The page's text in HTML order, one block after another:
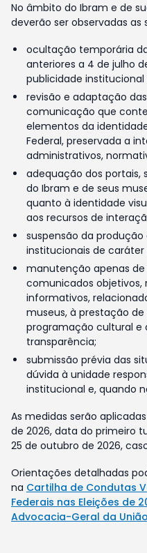
No âmbito do Ibram e de
deverão ser observadas as
ocultação temporária
anteriores a 4 de julho
publicidade
revisão e adaptação
comunicação que
elementos da
Federal, preservada a
administrativos,
adequação dos portais,
do Ibram e de seus
quanto à identidade
aos recursos de
suspensão da
institucionais de
manutenção apenas de
comunicados objetivos,
informativos,
museus, à prestação de
programação cultural e
transparência;
submissão prévia das
dúvida à unidade
institucional e, quando
As medidas serão
de 2026, data do primeiro
25 de outubro de 2026,
Orientações detalhadas
na Cartilha de Condutas
Federais nas Eleições de
Advocacia-Geral da União